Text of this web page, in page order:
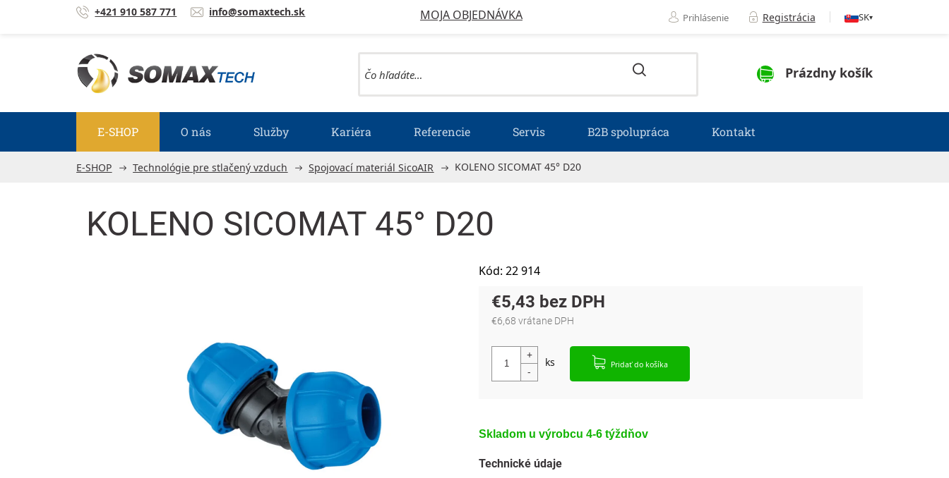
Prejsť na obsah +421 910 587 771 info@somaxtech.sk MOJA OBJEDNÁVKA Prihlásenie Registrácia SK▾
NÁKUPNÝ KOŠÍK
Prázdny košík
E-SHOP O nás Služby Kariéra Referencie Servis B2B spolupráca Kontakt
E-SHOP Technológie pre stlačený vzduch Spojovací materiál SicoAIR KOLENO SICOMAT 45° D20
KOLENO SICOMAT 45° D20
Skladom u výrobcu 4-6 týždňov
€5,43
€6,68 vrátane DPH
Pridať do košíka
Kód: 22 914
Technické údaje